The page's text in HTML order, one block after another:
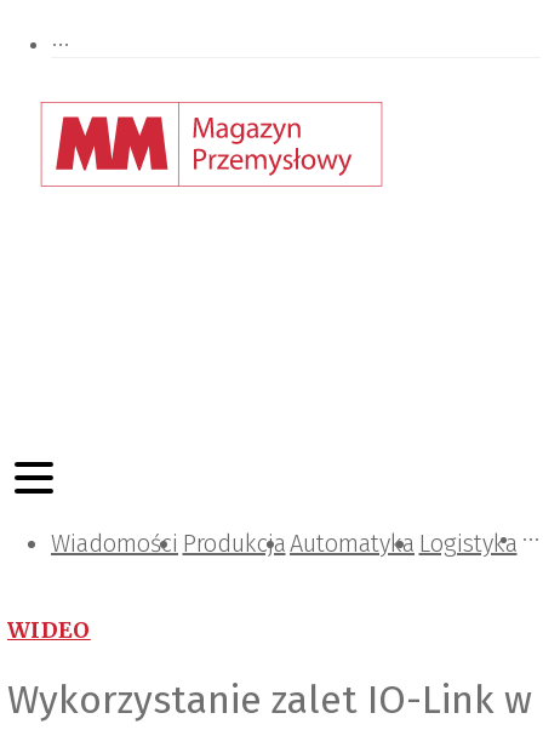
Wiadomości ProdukcjaAutomatyka Logistyka
Projektowanie i konstrukcje
Zarządzanie i IT
Tematy specjalne
WIDEO
Wykorzystanie zalet IO-Link w